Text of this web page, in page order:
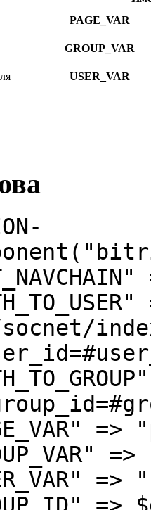
PAGE_VAR
GROUP_VAR
USER_VAR